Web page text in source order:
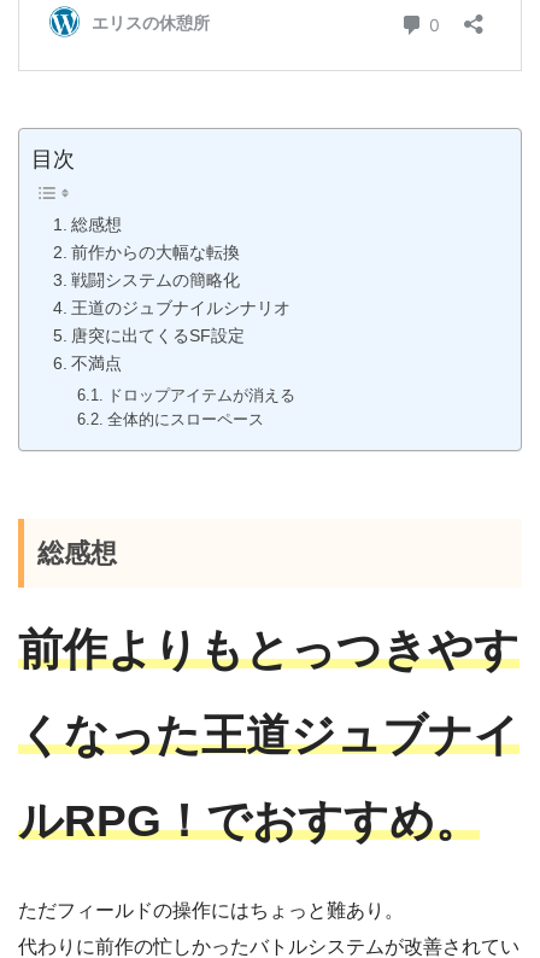
目次
総感想
前作からの大幅な転換
戦闘システムの簡略化
王道のジュブナイルシナリオ
唐突に出てくるSF設定
不満点
ドロップアイテムが消える
全体的にスローペース
総感想
前作よりもとっつきやす
くなった王道ジュブナイ
ルRPG！でおすすめ。
ただフィールドの操作にはちょっと難あり。
代わりに前作の忙しかったバトルシステムが改善されてい